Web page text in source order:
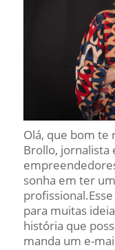
Olá, que bom te
Brollo, jornalista
sonha em ter
para muitas
história que
manda um e-